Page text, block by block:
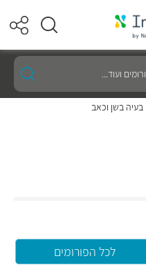
בעיה בשן וכאב
לכל הפורומים